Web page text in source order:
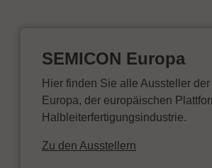
SEMICON Europa
Hier finden Sie alle Aussteller der
Europa, der europäischen
Halbleiterfertigungsindustrie.
Zu den Ausstellern